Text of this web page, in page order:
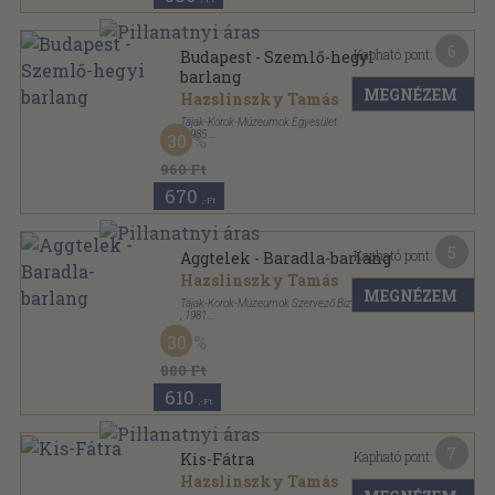
Budapest - Szemlő-hegyi
barlang
Hazslinszky Tamás
Tájak-Korok-Múzeumok Egyesület
, 1985
Tűzött kötés
Tájak-Korok-Múzeumok Kiskönyvtára sorozat
960 Ft
30
670 ,-Ft
Kapható pont:
MEGNÉZEM
Aggtelek - Baradla-barlang
Hazslinszky Tamás
Tájak-Korok-Múzeumok Szervező Bizottsága
1981
Tűzött kötés
Tájak-Korok-Múzeumok Kiskönyvtára sorozat
880 Ft
30
610 ,-Ft
Kapható pont:
MEGNÉZEM
Kis-Fátra
Hazslinszky Tamás
Kapható pont: